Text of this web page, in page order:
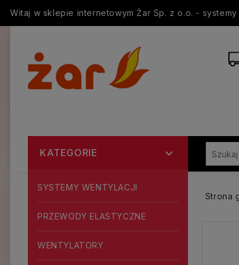
Witaj w sklepie internetowym Żar Sp. z o.o. -
KATEGORIE 
SYSTEMY WENTYLACJI
PRZEWODY ELASTYCZNE
WENTYLATORY
Strona